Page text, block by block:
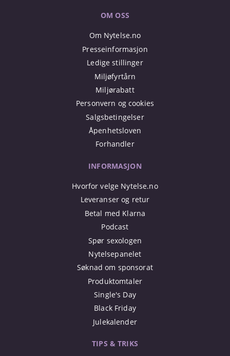
OM OSS
Om Nytelse.no
Presseinformasjon
Ledige stillinger
Miljøfyrtårn
Miljørabatt
Personvern og cookies
Salgsbetingelser
Åpenhetsloven
Forhandler
INFORMASJON
Hvorfor velge Nytelse.no
Leveranser og retur
Betal med Klarna
Podcast
Spør sexologen
Nytelsepanelet
Søknad om sponsorat
Produktomtaler
Single's Day
Black Friday
Julekalender
TIPS & TRIKS